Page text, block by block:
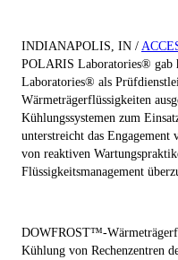
INDIANAPOLIS, IN /
POLARIS Laboratories® gab
Laboratories® als
Wärmeträgerflüssigkeiten
Kühlungssystemen zum
unterstreicht das Engagement
von reaktiven
Flüssigkeitsmanagement
DOWFROST™-
Kühlung von Rechenzentren